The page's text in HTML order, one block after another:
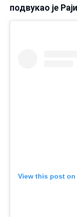
подвукао је
View this post on